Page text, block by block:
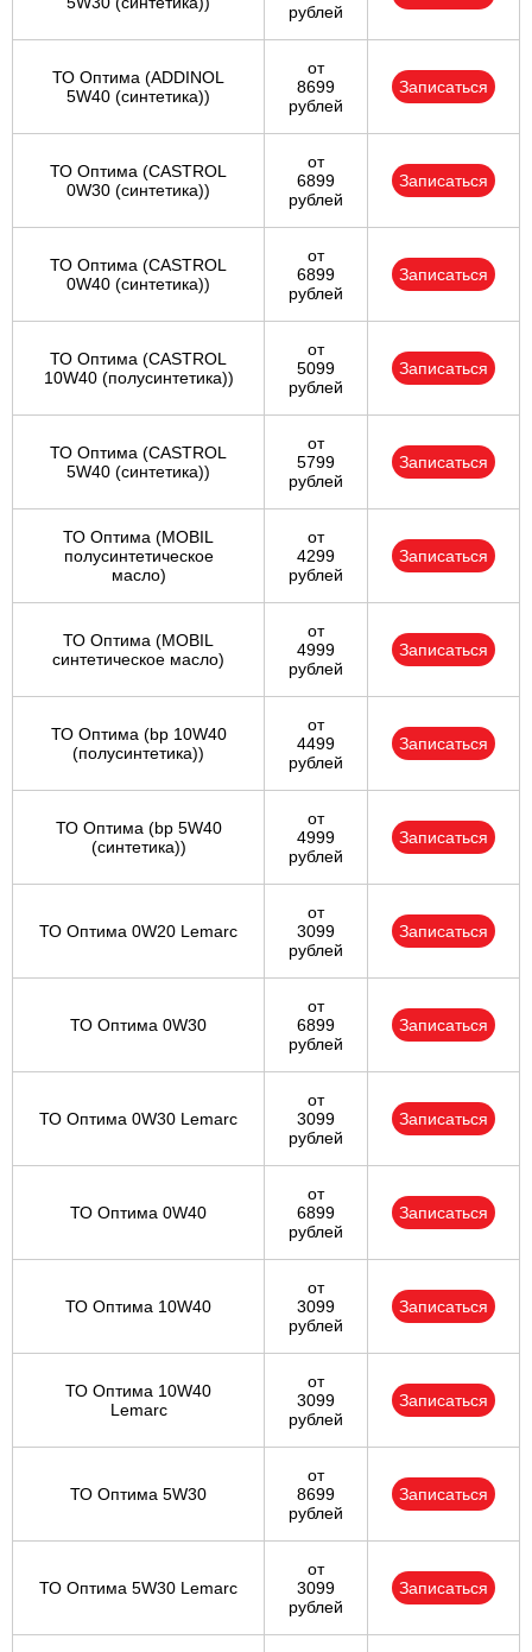
рублей
ТО Оптима (ADDINOL
5W40 (синтетика))
от
8699
рублей
Записаться
ТО Оптима (CASTROL
0W30 (синтетика))
от
6899
рублей
Записаться
ТО Оптима (CASTROL
0W40 (синтетика))
от
6899
рублей
Записаться
ТО Оптима (CASTROL
10W40 (полусинтетика))
от
5099
рублей
Записаться
ТО Оптима (CASTROL
5W40 (синтетика))
от
5799
рублей
Записаться
ТО Оптима (MOBIL
полусинтетическое
масло)
от
4299
рублей
Записаться
ТО Оптима (MOBIL
синтетическое масло)
от
4999
рублей
Записаться
ТО Оптима (bp 10W40
(полусинтетика))
от
4499
рублей
Записаться
ТО Оптима (bp 5W40
(синтетика))
от
4999
рублей
Записаться
ТО Оптима 0W20 Lemarc
от
3099
рублей
Записаться
ТО Оптима 0W30
от
6899
рублей
Записаться
ТО Оптима 0W30 Lemarc
от
3099
рублей
Записаться
ТО Оптима 0W40
от
6899
рублей
Записаться
ТО Оптима 10W40
от
3099
рублей
Записаться
ТО Оптима 10W40
Lemarc
от
3099
рублей
Записаться
ТО Оптима 5W30
от
8699
рублей
Записаться
ТО Оптима 5W30 Lemarc
от
3099
рублей
Записаться